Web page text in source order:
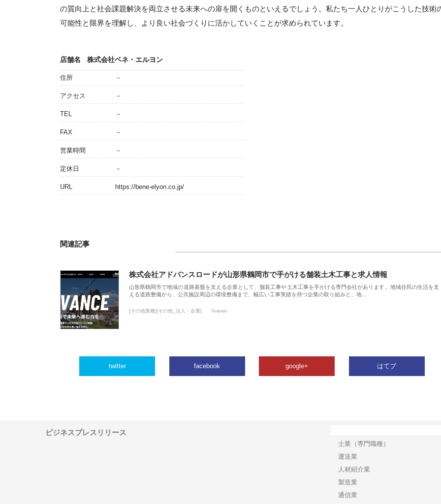
の質向上と社会課題解決を両立させる未来への扉を開くものといえるでしょう。私たち一人ひとりがこうした技術
可能性と限界を理解し、より良い社会づくりに活かしていくことが求められています。
店舗名 株式会社ベネ・エルヨン
住所 －
アクセス －
TEL －
FAX －
営業時間 －
定休日 －
URL https://bene-elyon.co.jp/
関連記事
株式会社アドバンスロードが山形県鶴岡市で手がける舗装土木工事と求人情報
山形県鶴岡市で地域の道路基盤を支える企業として、舗装工事や土木工事を手がける専門会社があります。地域住民の生活を支
える道路整備から、公共施設周辺の環境整備まで、幅広い工事実績を持つ企業の取り組みと、地…
[その他業種][その他_法人・企業] 0views
twitter facebook google+ はてブ
ビジネスプレスリリース
士業（専門職種）
運送業
人材紹介業
製造業
通信業